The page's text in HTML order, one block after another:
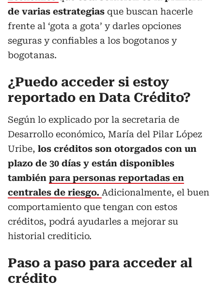
de varias estrategias que buscan hacerle
frente al ‘gota a gota’ y darles opciones
seguras y confiables a los bogotanos y
bogotanas.
¿Puedo acceder si estoy
reportado en Data Crédito?
Según lo explicado por la secretaria de
Desarrollo económico, María del Pilar López
Uribe, los créditos son otorgados con un
plazo de 30 días y están disponibles
también para personas reportadas en
centrales de riesgo. Adicionalmente, el buen
comportamiento que tengan con estos
créditos, podrá ayudarles a mejorar su
historial crediticio.
Paso a paso para acceder al
crédito